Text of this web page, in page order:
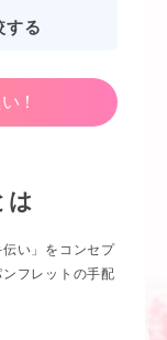
する
！
は
伝い」をコンセプ
フレットの手配